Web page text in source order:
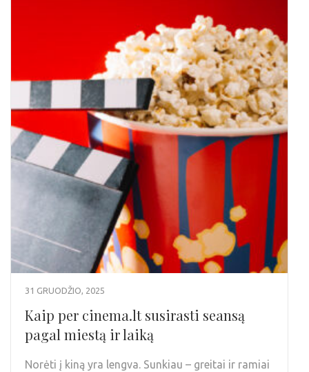
31 GRUODŽIO, 2025
Kaip per cinema.lt susirasti seansą
pagal miestą ir laiką
Norėti į kiną yra lengva. Sunkiau – greitai ir ramiai